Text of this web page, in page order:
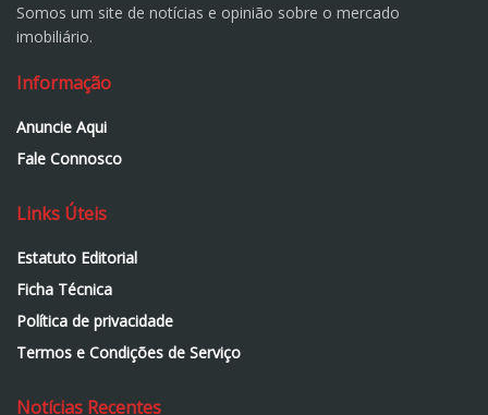
Somos um site de notícias e opinião sobre o mercado
imobiliário.
Informação
Anuncie Aqui
Fale Connosco
Links Úteis
Estatuto Editorial
Ficha Técnica
Política de privacidade
Termos e Condições de Serviço
Notícias Recentes